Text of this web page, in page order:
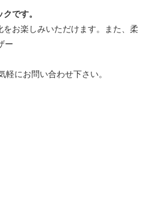
です。
お楽しみいただけます。また、柔
ー
にお問い合わせ下さい。